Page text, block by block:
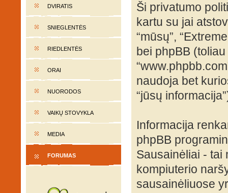
DVIRATIS
SNIEGLENTĖS
RIEDLENTĖS
ORAI
NUORODOS
VAIKŲ STOVYKLA
MEDIA
FORUMAS
Ši privatumo
kartu su jai
“mūsų”,
bei phpBB (toliau
naudoja bet
“jūsų
Informacija
phpBB
Sausainėliai - tai
kompiuterio
sausainėliuose